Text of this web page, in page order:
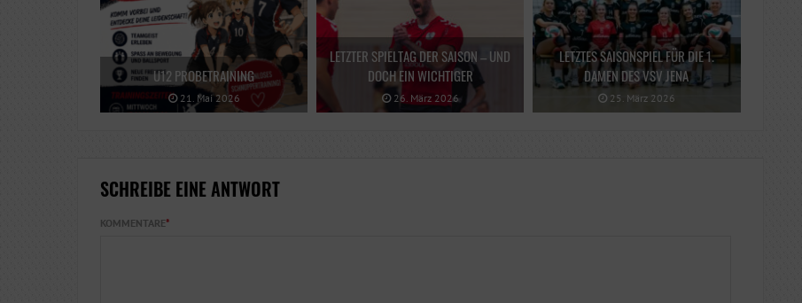
U12 PROBETRAINING
21. Mai 2026
LETZTER SPIELTAG DER SAISON – UND
DOCH EIN WICHTIGER
26. März 2026
LETZTES SAISONSPIEL FÜR DIE 1.
DAMEN DES VSV JENA
25. März 2026
SCHREIBE EINE ANTWORT
KOMMENTARE*